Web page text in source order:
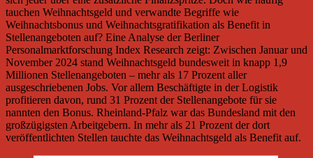
tauchen Weihnachtsgeld und verwandte Begriffe wie
Weihnachtsbonus und Weihnachtsgratifikation als Benefit in
Stellenangeboten auf? Eine Analyse der Berliner
Personalmarktforschung Index Research zeigt: Zwischen Januar und
November 2024 stand Weihnachtsgeld bundesweit in knapp 1,9
Millionen Stellenangeboten – mehr als 17 Prozent aller
ausgeschriebenen Jobs. Vor allem Beschäftigte in der Logistik
profitieren davon, rund 31 Prozent der Stellenangebote für sie
nannten den Bonus. Rheinland-Pfalz war das Bundesland mit den
großzügigsten Arbeitgebern. In mehr als 21 Prozent der dort
veröffentlichten Stellen tauchte das Weihnachtsgeld als Benefit auf.